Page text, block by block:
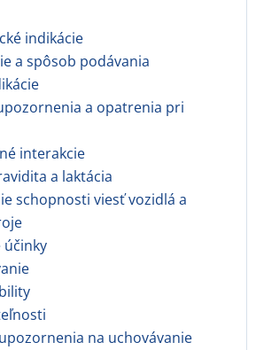
indikácie
a spôsob podávania
a opatrenia pri
interakcie
a laktácia
schopnosti viesť vozidlá a
účinky
na uchovávanie